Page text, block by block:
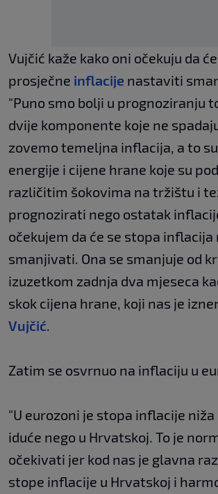
Vujčić kaže kako oni očekuju da
prosječne inflacije nastaviti
"Puno smo bolji u prognoziranju
dvije komponente koje ne
zovemo temeljna inflacija, a to
energije i cijene hrane koje su
različitim šokovima na tržištu i
prognozirati nego ostatak
očekujem da će se stopa
smanjivati. Ona se smanjuje od
izuzetkom zadnja dva mjeseca
skok cijena hrane, koji nas je
Vujčić.
Zatim se osvrnuo na inflaciju u
"U eurozoni je stopa inflacije niža
iduće nego u Hrvatskoj. To je
očekivati jer kod nas je glavna
stope inflacije u Hrvatskoj i